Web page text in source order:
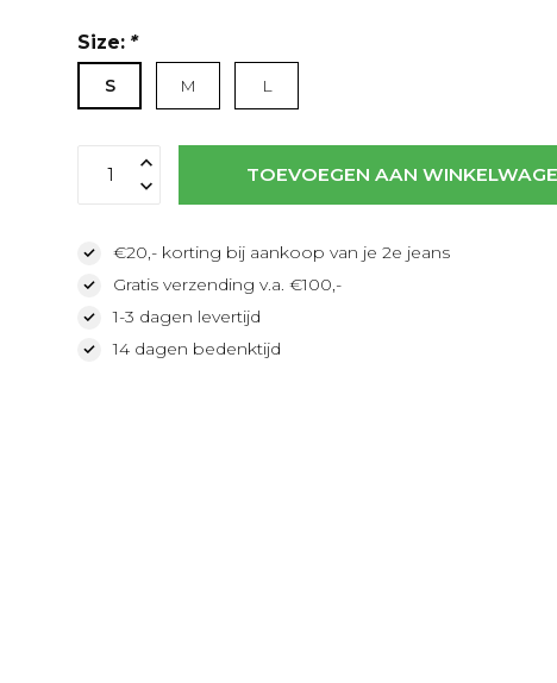
Size: *
S M L
TOEVOEGEN AAN
€20,- korting bij aankoop van je 2e jeans
Gratis verzending v.a. €100,-
1-3 dagen levertijd
14 dagen bedenktijd